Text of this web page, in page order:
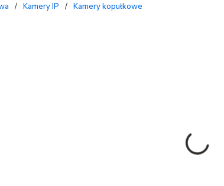
/ Kamery IP / Kamery kopułkowe